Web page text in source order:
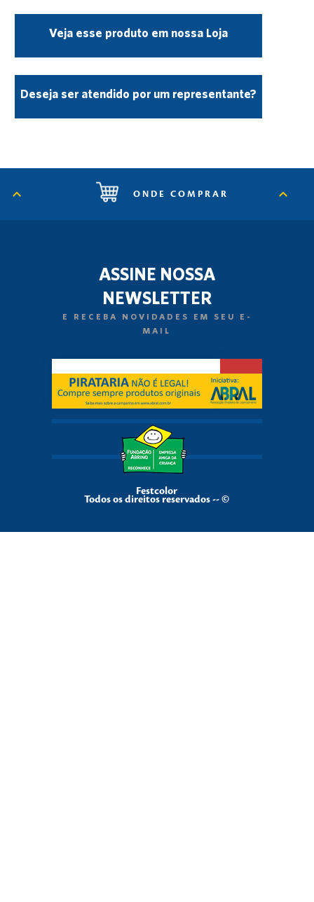
Veja esse produto em nossa Loja
Deseja ser atendido por um representante?
ONDE COMPRAR
ASSINE NOSSA
NEWSLETTER
E RECEBA NOVIDADES EM SEU E-
MAIL
Festcolor
Todos os direitos reservados -- ©